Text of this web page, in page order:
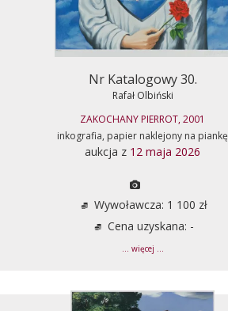
Nr Katalogowy 30.
Rafał Olbiński
ZAKOCHANY PIERROT, 2001
inkografia, papier naklejony na piankę
aukcja z 12 maja 2026
Wywoławcza: 1 100 zł
Cena uzyskana: -
... więcej ...